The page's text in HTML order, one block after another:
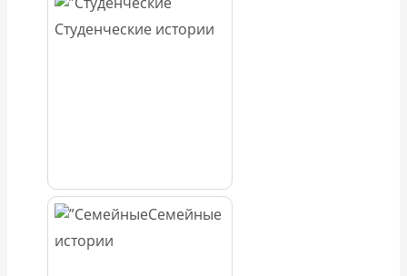
Студенческие истории
Семейные
истории